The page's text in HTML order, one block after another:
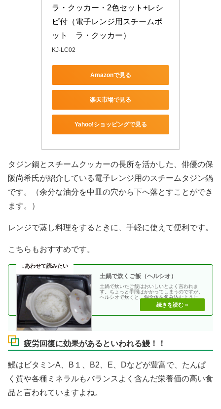
ラ・クッカー・2色セット+レシ
ピ付（電子レンジ用スチームポ
ット　ラ・クッカー）
KJ-LC02
Amazonで見る
楽天市場で見る
Yahoo!ショッピングで見る
タジン鍋とスチームクッカーの長所を活かした、俳優の保
阪尚希氏が紹介している電子レンジ用のスチームタジン鍋
です。（余分な油分を中皿の穴から下へ落とすことができ
ます。）
レンジで蒸し料理をするときに、手軽に使えて便利です。
こちらもおすすめです。
土鍋で炊くご飯（ヘルシオ）
土鍋で炊いたご飯はおいしいとよく言われま
す。ちょっと手間はかかってしまうのですが、
ヘルシオで炊くと、鍋全体を包み込むように加
疲労回復に効果があるといわれる鰻！！
鰻はビタミンA、B１、B2、E、Dなどが豊富で、たんぱ
く質や各種ミネラルもバランスよく含んだ栄養価の高い食
品と言われていますよね。